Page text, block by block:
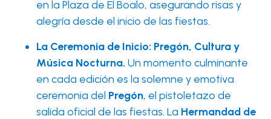
en la Plaza de El Boalo, asegurando risas y
alegría desde el inicio de las fiestas.
La Ceremonia de Inicio: Pregón, Cultura y
Música Nocturna. Un momento culminante
en cada edición es la solemne y emotiva
ceremonia del Pregón, el pistoletazo de
salida oficial de las fiestas. La Hermandad de